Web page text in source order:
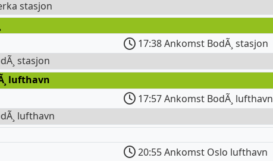
stasjon
17:38 Ankomst BodÃ¸ stasjon
stasjon
lufthavn
17:57 Ankomst BodÃ¸ lufthavn
lufthavn
20:55 Ankomst Oslo lufthavn